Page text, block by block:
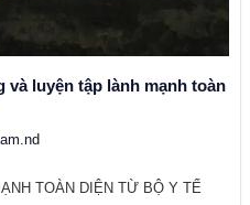
luyện tập lành mạnh toàn
TOÀN DIỆN TỪ BỘ Y TẾ